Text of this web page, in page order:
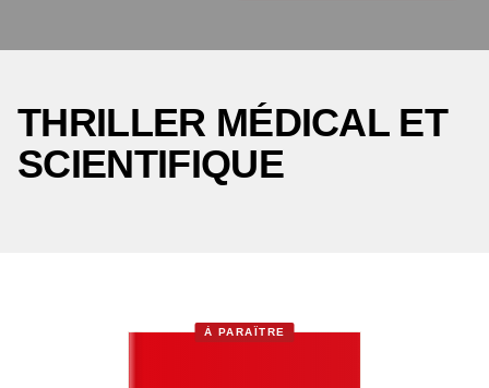
THRILLER MÉDICAL ET
SCIENTIFIQUE
À PARAÎTRE